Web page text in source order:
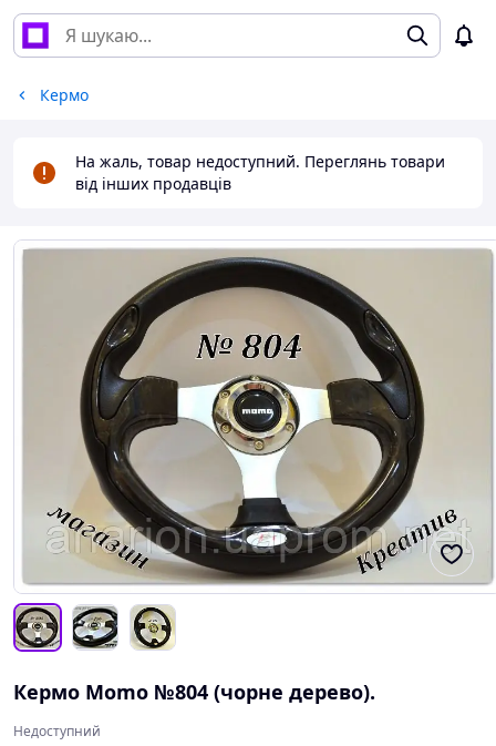
Кермо
На жаль, товар недоступний. Переглянь товари
від інших продавців
Кермо Momo №804 (чорне дерево).
Недоступний